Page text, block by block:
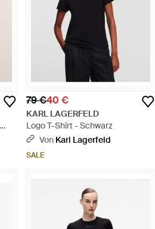
79 €40 €
KARL LAGERFELD
Logo T-Shirt - Schwarz
Von Karl Lagerfeld
SALE